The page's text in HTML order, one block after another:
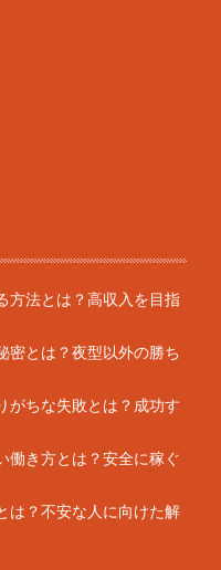
方法とは？高収入を目指
密とは？夜型以外の勝ち
がちな失敗とは？成功す
働き方とは？安全に稼ぐ
は？不安な人に向けた解